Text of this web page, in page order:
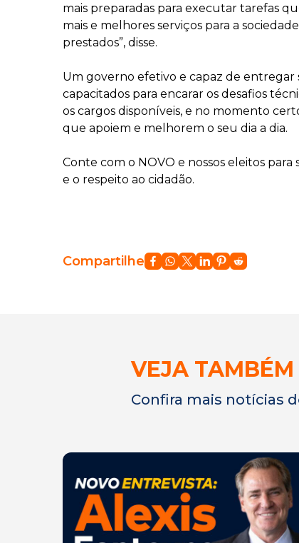
mais preparadas para executar tarefas
mais e melhores serviços para a
prestados”, disse.
Um governo efetivo e capaz de
capacitados para encarar os desafios
os cargos disponíveis, e no momento
que apoiem e melhorem o seu dia a dia.
Conte com o NOVO e nossos eleitos
e o respeito ao cidadão.
Compartilhe
VEJA TAMBÉM
Confira mais notícias